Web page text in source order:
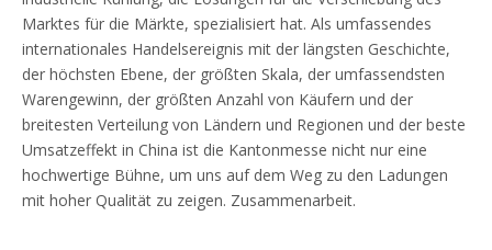
Marktes für die Märkte, spezialisiert hat. Als umfassendes
internationales Handelsereignis mit der längsten Geschichte,
der höchsten Ebene, der größten Skala, der umfassendsten
Warengewinn, der größten Anzahl von Käufern und der
breitesten Verteilung von Ländern und Regionen und der beste
Umsatzeffekt in China ist die Kantonmesse nicht nur eine
hochwertige Bühne, um uns auf dem Weg zu den Ladungen
mit hoher Qualität zu zeigen. Zusammenarbeit.